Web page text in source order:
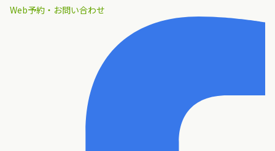
Web予約・お問い合わせ